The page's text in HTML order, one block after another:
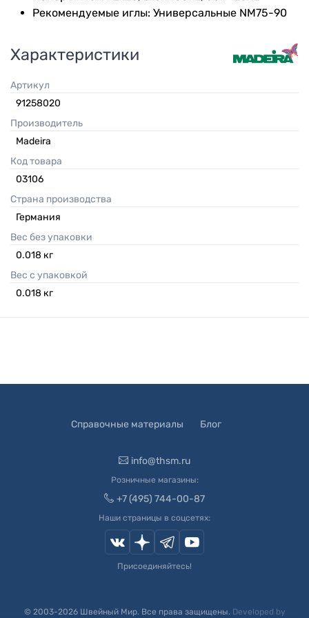
Рекомендуемые иглы: Универсальные NM75-90
Характеристики
Артикул
91258020
Производитель
Madeira
Код товара
03106
Страна производства
Германия
Вес без упаковки
0.018 кг
Вес с упаковкой
0.018 кг
Справочные материалы Блог
info@thsm.ru
Розничные магазины:
+7 (495) 744-00-87
Наши страницы в соцсетях:
Присоединяйтесь!
© 2003-2026Швейный Мир. Все права защищены. Developed by